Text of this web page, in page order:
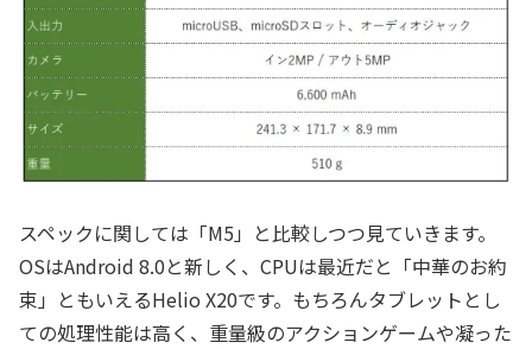
スペックに関しては「M5」と比較しつつ見ていきます。
OSはAndroid 8.0と新しく、CPUは最近だと「中華のお約
束」ともいえるHelio X20です。もちろんタブレットとし
ての処理性能は高く、重量級のアクションゲームや凝った